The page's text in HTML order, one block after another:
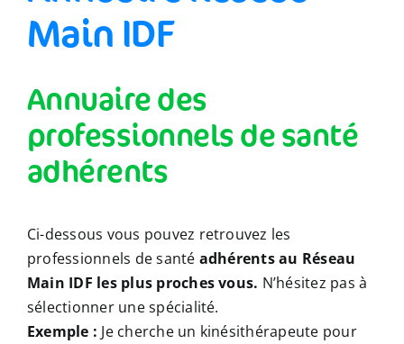
Main IDF
Annuaire des
professionnels de santé
adhérents
Ci-dessous vous pouvez retrouvez les
professionnels de santé adhérents au Réseau
Main IDF les plus proches vous. N’hésitez pas à
sélectionner une spécialité.
Exemple : Je cherche un kinésithérapeute pour